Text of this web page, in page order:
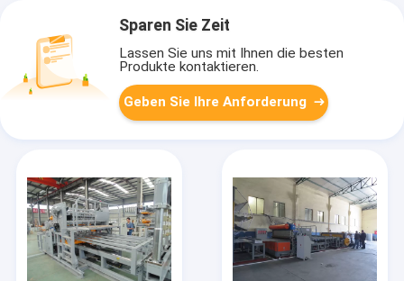
Sparen Sie Zeit
Lassen Sie uns mit Ihnen die besten
Produkte kontaktieren.
Geben Sie Ihre Anforderung